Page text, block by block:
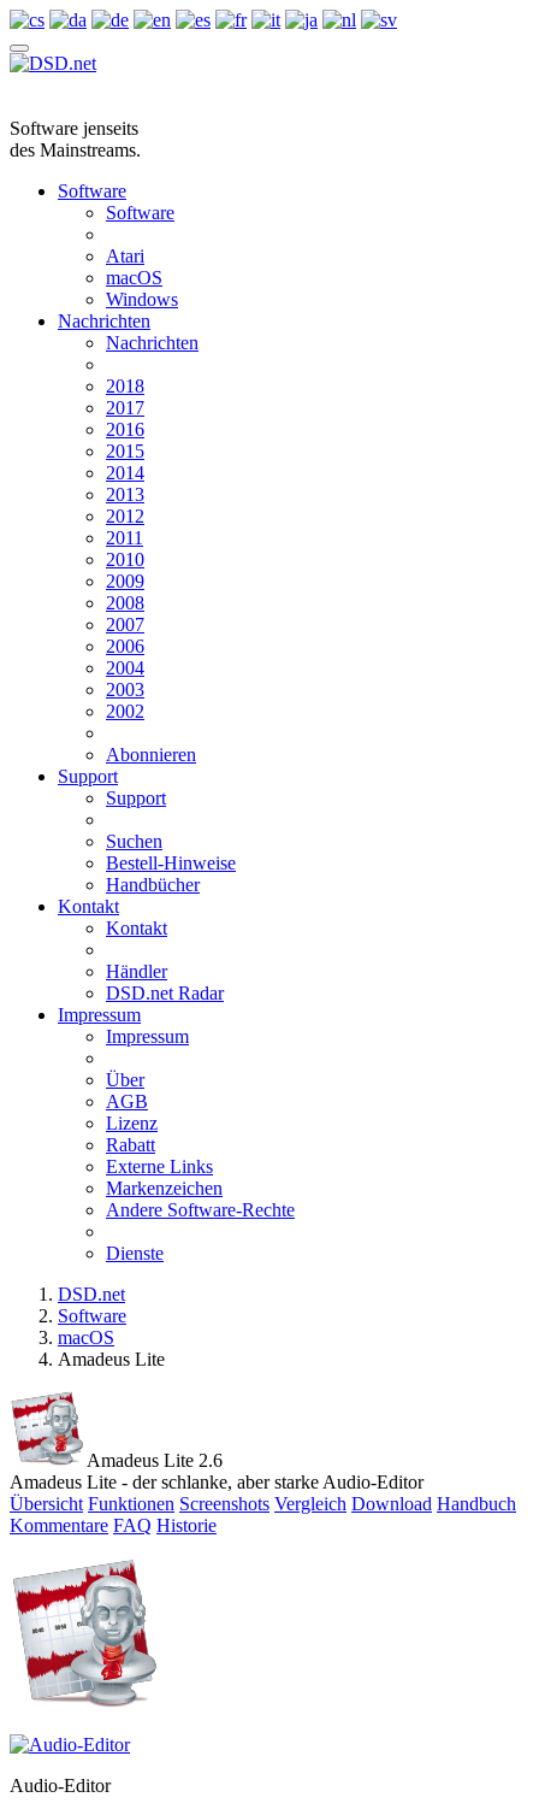
Software jenseits
des Mainstreams.
Software
Software
Atari
macOS
Windows
Nachrichten
Nachrichten
2018
2017
2016
2015
2014
2013
2012
2011
2010
2009
2008
2007
2006
2004
2003
2002
Abonnieren
Support
Support
Suchen
Bestell-Hinweise
Handbücher
Kontakt
Kontakt
Händler
DSD.net Radar
Impressum
Impressum
Über
AGB
Lizenz
Rabatt
Externe Links
Markenzeichen
Andere Software-Rechte
Dienste
DSD.net
Software
macOS
Amadeus Lite
Amadeus Lite 2.6
Amadeus Lite - der schlanke, aber starke Audio-Editor
Übersicht Funktionen Screenshots Vergleich Download Handbuch
Kommentare FAQ Historie
Audio-Editor